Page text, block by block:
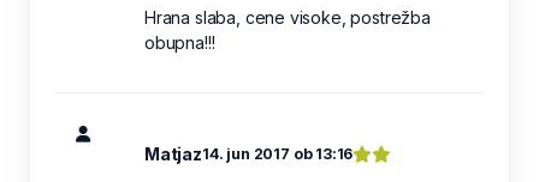
Hrana slaba, cene visoke, postrežba
obupna!!!
Matjaz14. jun 2017 ob 13:16